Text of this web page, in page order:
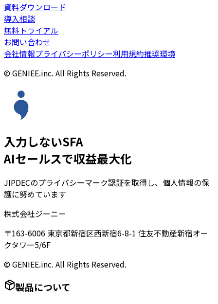
資料ダウンロード
導入相談
無料トライアル
お問い合わせ
会社情報プライバシーポリシー利用規約推奨環境
© GENIEE.inc. All Rights Reserved.
入力しないSFA
AIセールスで収益最大化
JIPDECのプライバシーマーク認証を取得し、個人情報の保
護に努めています
株式会社ジーニー
〒163-6006 東京都新宿区西新宿6-8-1 住友不動産新宿オー
クタワー5/6F
© GENIEE.inc. All Rights Reserved.
製品について